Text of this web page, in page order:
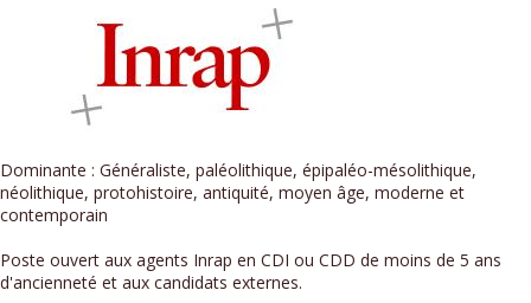
Dominante : Généraliste, paléolithique, épipaléo-mésolithique,
néolithique, protohistoire, antiquité, moyen âge, moderne et
contemporain
Poste ouvert aux agents Inrap en CDI ou CDD de moins de 5 ans
d'ancienneté et aux candidats externes.